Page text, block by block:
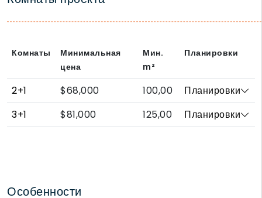
Комнаты
Минимальная
цена
Мин.
m²
Планировки
2+1 $68,000 100,00
Планировки
3+1
$81,000 125,00 Планировки
Особенности